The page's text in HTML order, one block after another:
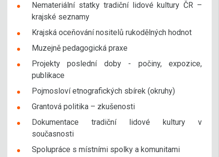
Nemateriální statky tradiční lidové kultury ČR –
krajské seznamy
Krajská oceňování nositelů rukodělných hodnot
Muzejně pedagogická praxe
Projekty poslední doby - počiny, expozice,
publikace
Pojmosloví etnografických sbírek (okruhy)
Grantová politika – zkušenosti
Dokumentace tradiční lidové kultury v
současnosti
Spolupráce s místními spolky a komunitami